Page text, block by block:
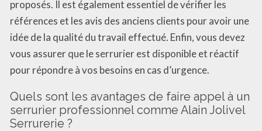
proposés. Il est également essentiel de vérifier les
références et les avis des anciens clients pour avoir une
idée de la qualité du travail effectué. Enfin, vous devez
vous assurer que le serrurier est disponible et réactif
pour répondre à vos besoins en cas d’urgence.
Quels sont les avantages de faire appel à un
serrurier professionnel comme Alain Jolivel
Serrurerie ?